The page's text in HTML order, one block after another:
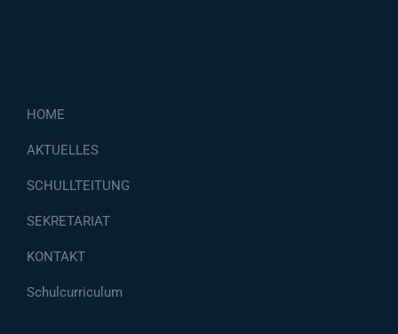
HOME
AKTUELLES
SCHULLTEITUNG
SEKRETARIAT
KONTAKT
Schulcurriculum